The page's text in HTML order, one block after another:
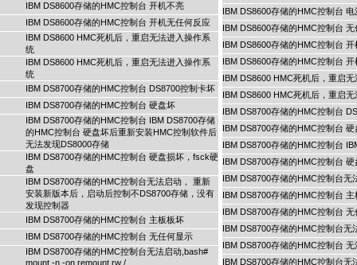
IBM DS8600存储的HMC控制台 开机不亮
IBM DS8600存储的HMC控制台 开机无任何反应
IBM DS8600 HMC死机后，重启无法进入操作系
统
IBM DS8600 HMC死机后，重启无法进入操作系
统
IBM DS8700存储的HMC控制台 DS8700控制卡坏
IBM DS8700存储的HMC控制台 硬盘坏
IBM DS8700存储的HMC控制台 IBM DS8700存储
的HMC控制台 硬盘坏后重新安装HMC控制软件后
无法发现DS8000存储
IBM DS8700存储的HMC控制台 硬盘损坏，fsck硬
盘
IBM DS8700存储的HMC控制台无法启动， 重新
安装新版本后，启动后控制不DS8700存储，没有
发现控制器
IBM DS8700存储的HMC控制台 主板板坏
IBM DS8700存储的HMC控制台 无任何显示
IBM DS8700存储的HMC控制台无法启动,bash#
mount -n -on remount,rw /
IBM DS8600存储的HMC控制台 电
IBM DS8600存储的HMC控制台 无
IBM DS8600存储的HMC控制台 开
IBM DS8600存储的HMC控制台
IBM DS8600 HMC死机后，重启
IBM DS8600 HMC死机后，重启
IBM DS8700存储的HMC控制台
IBM DS8700存储的HMC控制台 硬
IBM DS8700存储的HMC控制台
IBM DS8700存储的HMC控制台
IBM DS8700存储的HMC控制台
IBM DS8700存储的HMC控制台 主
IBM DS8700存储的HMC控制台 无
IBM DS8700存储的HMC控制台
IBM DS8700存储的HMC控制台 无
IBM DS8700存储的HMC控制台无